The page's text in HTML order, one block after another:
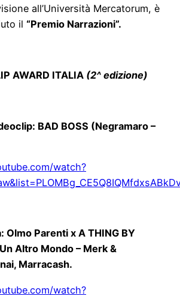
all’Università Mercatorum, è
il “Premio Narrazioni”.
AWARD ITALIA (2^ edizione)
BAD BOSS (Negramaro –
watch?
Olmo Parenti x A THING BY
Altro Mondo – Merk &
Marracash.
watch?